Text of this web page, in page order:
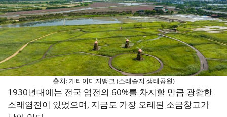
출처: 게티이미지뱅크 (소래습지 생태공원)
1930년대에는 전국 염전의 60%를 차지할 만큼 광활한
소래염전이 있었으며, 지금도 가장 오래된 소금창고가